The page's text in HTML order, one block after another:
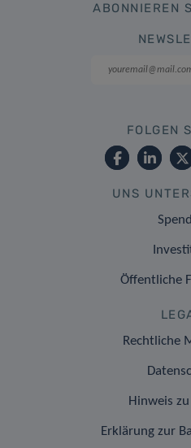
ABONNIEREN
FOLGEN
UNS
Öffentliche
Rechtliche
Hinweis
Erklärung zur